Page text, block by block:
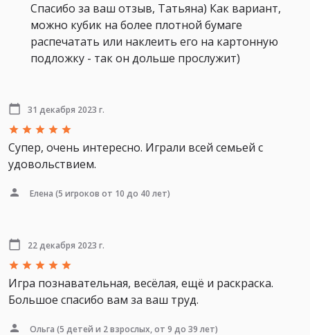
Спасибо за ваш отзыв, Татьяна) Как вариант,
можно кубик на более плотной бумаге
распечатать или наклеить его на картонную
подложку - так он дольше прослужит)
31 декабря 2023 г.
Супер, очень интересно. Играли всей семьей с
удовольствием.
Елена (5 игроков от 10 до 40 лет)
22 декабря 2023 г.
Игра познавательная, весёлая, ещё и раскраска.
Большое спасибо вам за ваш труд.
Ольга (5 детей и 2 взрослых, от 9 до 39 лет)